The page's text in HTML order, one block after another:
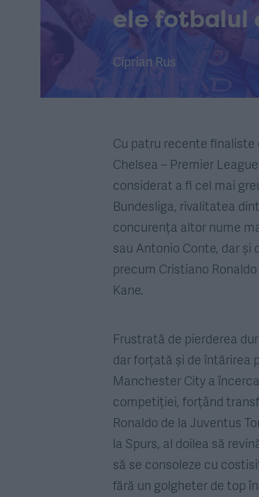
ele fotbalul
Ciprian Rus
Cu patru recente finaliste
Chelsea – Premier
considerat a fi cel mai
Bundesliga, rivalitatea
concurența altor nume
sau Antonio Conte, dar și
precum Cristiano
Kane.
Frustrată de pierderea
dar forțată și de întărirea
Manchester City a
competiției, forțând
Ronaldo de la Juventus
la Spurs, al doilea să
să se consoleze cu
fără un golgheter de top